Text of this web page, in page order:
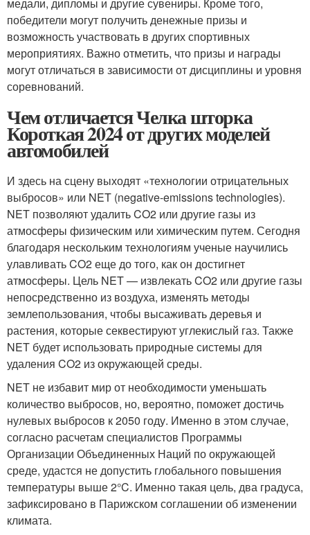
победители могут получить денежные призы и
возможность участвовать в других спортивных
мероприятиях. Важно отметить, что призы и награды
могут отличаться в зависимости от дисциплины и уровня
соревнований.
Чем отличается Челка шторка
Короткая 2024 от других моделей
автомобилей
И здесь на сцену выходят «технологии отрицательных
выбросов» или NET (negative-emissions technologies).
NET позволяют удалить CO2 или другие газы из
атмосферы физическим или химическим путем. Сегодня
благодаря нескольким технологиям ученые научились
улавливать CO2 еще до того, как он достигнет
атмосферы. Цель NET — извлекать CO2 или другие газы
непосредственно из воздуха, изменять методы
землепользования, чтобы высаживать деревья и
растения, которые секвестируют углекислый газ. Также
NET будет использовать природные системы для
удаления CO2 из окружающей среды.
NET не избавит мир от необходимости уменьшать
количество выбросов, но, вероятно, поможет достичь
нулевых выбросов к 2050 году. Именно в этом случае,
согласно расчетам специалистов Программы
Организации Объединенных Наций по окружающей
среде, удастся не допустить глобального повышения
температуры выше 2°C. Именно такая цель, два градуса,
зафиксировано в Парижском соглашении об изменении
климата.